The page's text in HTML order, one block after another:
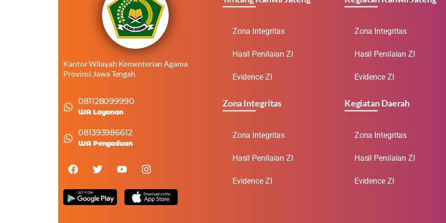
Kantor Wilayah Kementerian Agama
Provinsi Jawa Tengah
081128099990
WA Layanan
081393986612
WA Pengaduan
Zona Integritas
Hasil Penilaian ZI
Evidence ZI
Zona Integritas
Zona Integritas
Hasil Penilaian ZI
Evidence ZI
Zona Integritas
Hasil Penilaian ZI
Evidence ZI
Kegiatan Daerah
Zona Integritas
Hasil Penilaian ZI
Evidence ZI